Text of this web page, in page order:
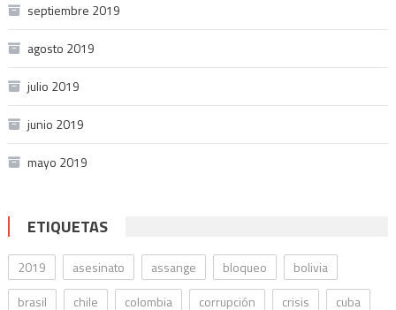
septiembre 2019
agosto 2019
julio 2019
junio 2019
mayo 2019
ETIQUETAS
2019 asesinato assange bloqueo
bolivia
brasil
chile colombia corrupción crisis cuba